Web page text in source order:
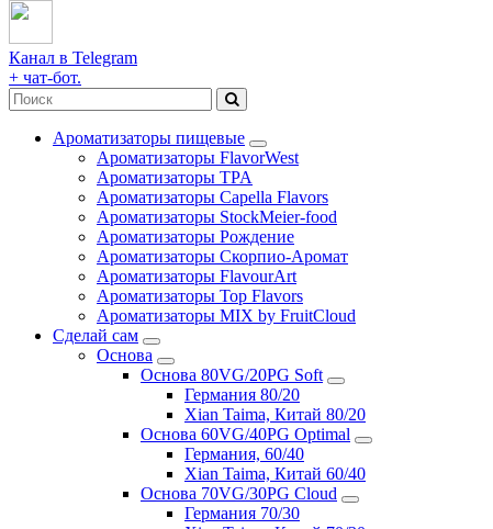
Канал в Telegram
+ чат-бот.
Ароматизаторы пищевые
Ароматизаторы FlavorWest
Ароматизаторы TPA
Ароматизаторы Capella Flavors
Ароматизаторы StockMeier-food
Ароматизаторы Рождение
Ароматизаторы Скорпио-Аромат
Ароматизаторы FlavourArt
Ароматизаторы Top Flavors
Ароматизаторы MIX by FruitCloud
Сделай сам
Основа
Основа 80VG/20PG Soft
Германия 80/20
Xian Taima, Китай 80/20
Основа 60VG/40PG Optimal
Германия, 60/40
Xian Taima, Китай 60/40
Основа 70VG/30PG Cloud
Германия 70/30